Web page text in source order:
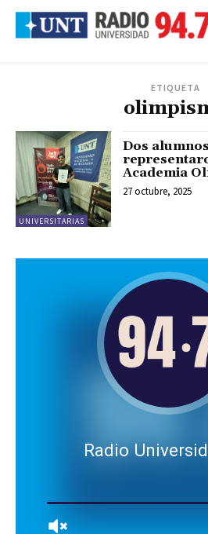
ETIQUETA
UNIVERSITARIAS
Dos
Academia
27 octubre, 2025
Radio